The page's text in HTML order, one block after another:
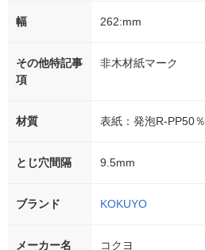
幅 262:mm
その他特記事
項
非木材紙マーク
材質 表紙：発泡R-PP50％
とじ穴間隔 9.5mm
ブランド KOKUYO
メーカー名 コクヨ